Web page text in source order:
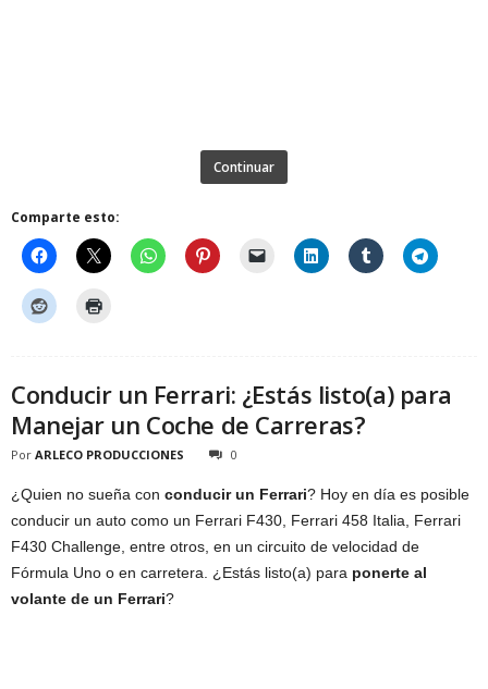
Continuar
Comparte esto:
Conducir un Ferrari: ¿Estás listo(a) para
Manejar un Coche de Carreras?
Por ARLECO PRODUCCIONES 0
¿Quien no sueña con conducir un Ferrari? Hoy en día es posible
conducir un auto como un Ferrari F430, Ferrari 458 Italia, Ferrari
F430 Challenge, entre otros, en un circuito de velocidad de
Fórmula Uno o en carretera. ¿Estás listo(a) para ponerte al
volante de un Ferrari?